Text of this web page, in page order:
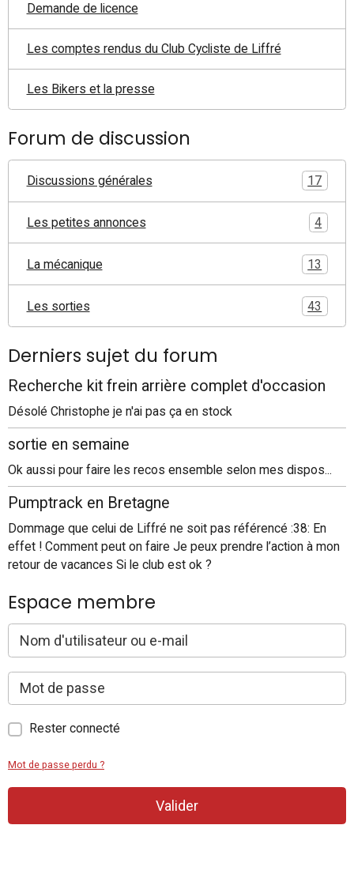
Demande de licence
Les comptes rendus du Club Cycliste de Liffré
Les Bikers et la presse
Forum de discussion
Discussions générales 17
Les petites annonces 4
La mécanique 13
Les sorties 43
Derniers sujet du forum
Recherche kit frein arrière complet d'occasion
Désolé Christophe je n'ai pas ça en stock
sortie en semaine
Ok aussi pour faire les recos ensemble selon mes dispos...
Pumptrack en Bretagne
Dommage que celui de Liffré ne soit pas référencé :38: En
effet ! Comment peut on faire Je peux prendre l’action à mon
retour de vacances Si le club est ok ?
Espace membre
Rester connecté
Mot de passe perdu ?
Valider